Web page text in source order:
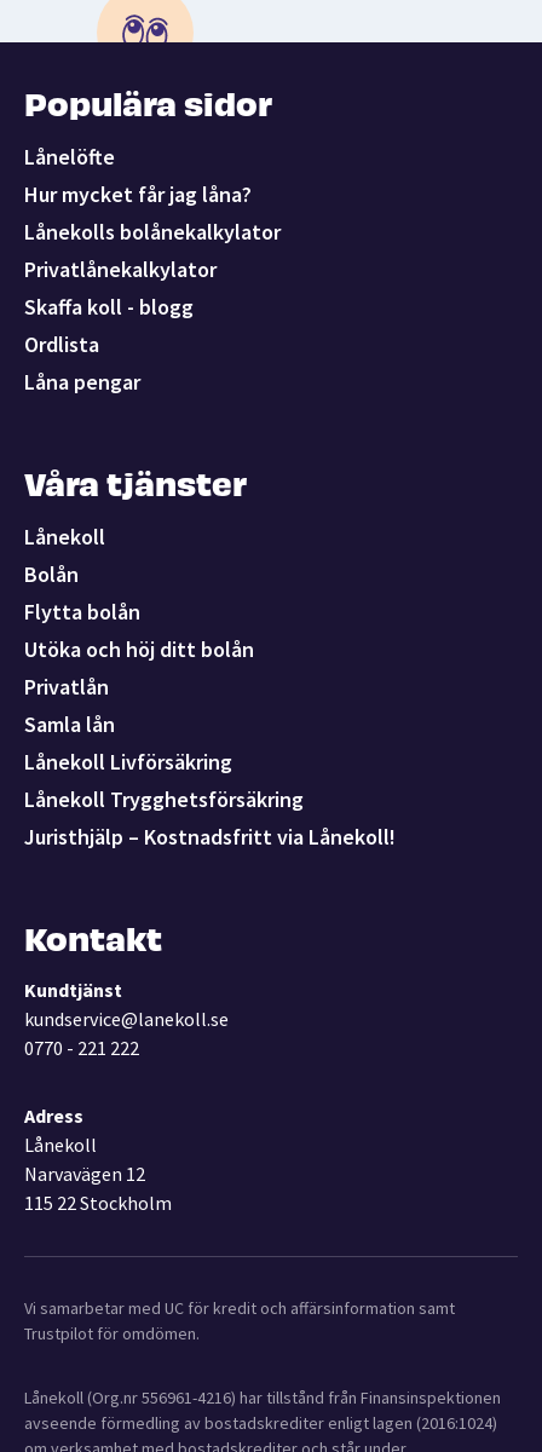
Populära sidor
Lånelöfte
Hur mycket får jag låna?
Lånekolls bolånekalkylator
Privatlånekalkylator
Skaffa koll - blogg
Ordlista
Låna pengar
Våra tjänster
Lånekoll
Bolån
Flytta bolån
Utöka och höj ditt bolån
Privatlån
Samla lån
Lånekoll Livförsäkring
Lånekoll Trygghetsförsäkring
Juristhjälp – Kostnadsfritt via Lånekoll!
Kontakt
Kundtjänst
kundservice@lanekoll.se
0770 - 221 222
Adress
Lånekoll
Narvavägen 12
115 22 Stockholm
Vi samarbetar med UC för kredit och affärsinformation samt
Trustpilot för omdömen.
Lånekoll (Org.nr 556961-4216) har tillstånd från Finansinspektionen
avseende förmedling av bostadskrediter enligt lagen (2016:1024)